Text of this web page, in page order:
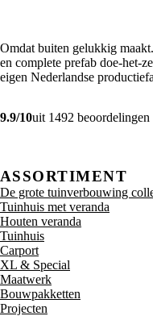
Omdat buiten gelukkig
en complete prefab doe-het-
eigen Nederlandse
9.9/10uit 1492 beoordelingen
ASSORTIMENT
De grote tuinverbouwing
Tuinhuis met veranda
Houten veranda
Tuinhuis
Carport
XL & Special
Maatwerk
Bouwpakketten
Projecten